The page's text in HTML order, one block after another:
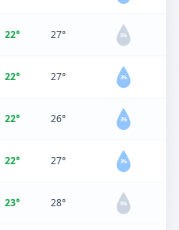
22° 27° 0%
22° 27° 3%
22° 26° 3%
22° 27° 3%
23° 28° 0%